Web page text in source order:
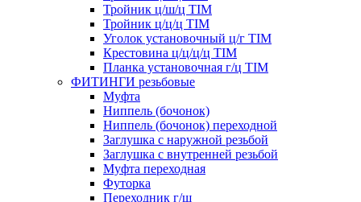
Тройник ц/ш/ц TIM
Тройник ц/ц/ц TIM
Уголок установочный ц/г TIM
Крестовина ц/ц/ц/ц TIM
Планка установочная г/ц TIM
ФИТИНГИ резьбовые
Муфта
Ниппель (бочонок)
Ниппель (бочонок) переходной
Заглушка с наружной резьбой
Заглушка с внутренней резьбой
Муфта переходная
Футорка
Переходник г/ш